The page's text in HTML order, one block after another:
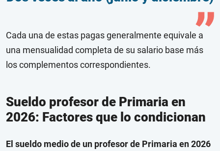
Cada una de estas pagas generalmente equivale a
una mensualidad completa de su salario base más
los complementos correspondientes.
Sueldo profesor de Primaria en
2026: Factores que lo condicionan
El sueldo medio de un profesor de Primaria en 2026